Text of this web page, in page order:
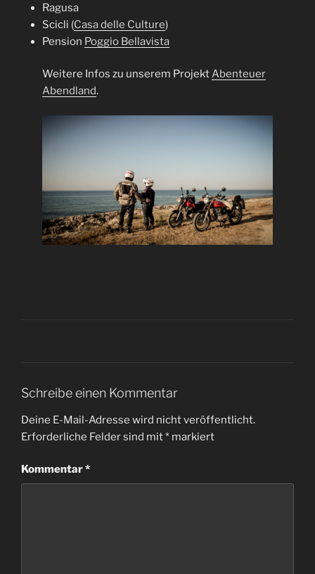
Ragusa
Scicli (Casa delle Culture)
Pension Poggio Bellavista
Weitere Infos zu unserem ProjektAbenteuer
Abendland.
Schreibe einen Kommentar
Deine E-Mail-Adresse wird nicht veröffentlicht.
Erforderliche Felder sind mit* markiert
Kommentar*